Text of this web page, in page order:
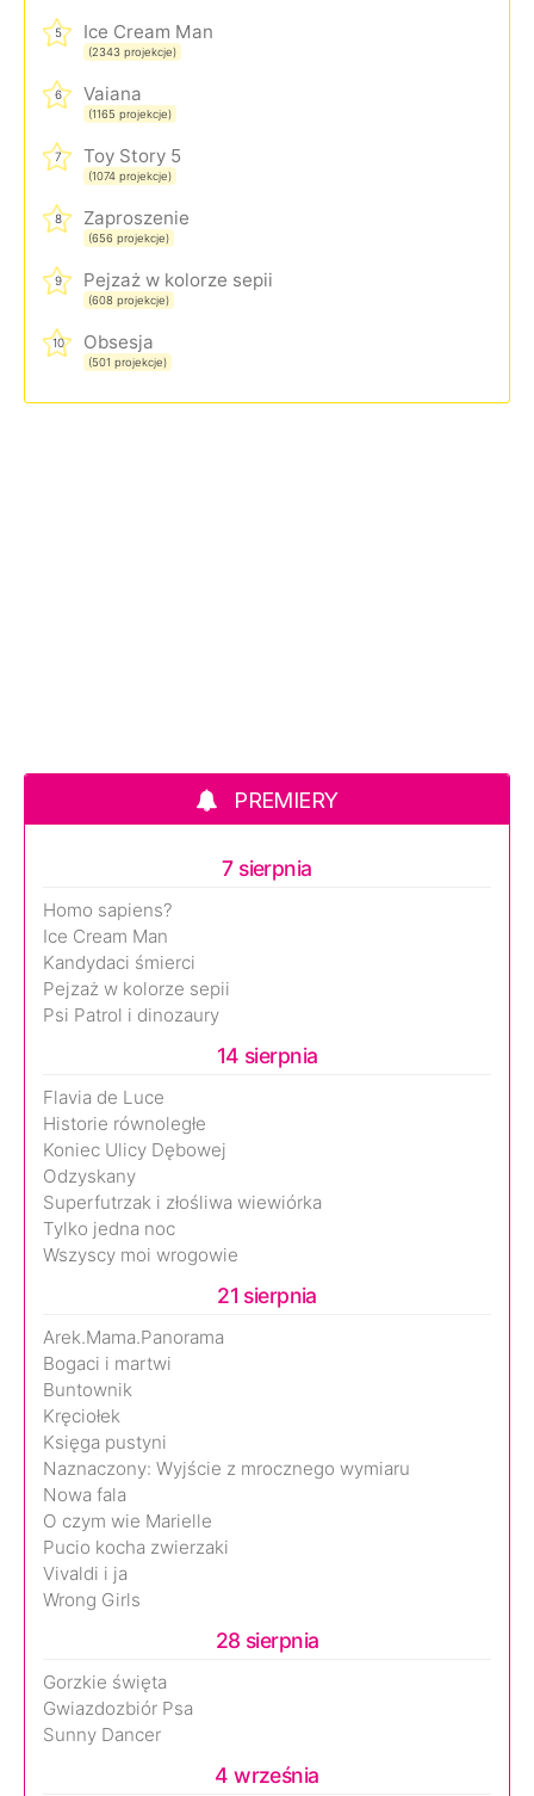
5 Ice Cream Man
(2343 projekcje)
6 Vaiana
(1165 projekcje)
7 Toy Story 5
(1074 projekcje)
8 Zaproszenie
(656 projekcje)
9 Pejzaż w kolorze sepii
(608 projekcje)
10 Obsesja
(501 projekcje)
PREMIERY
7 sierpnia
Homo sapiens?
Ice Cream Man
Kandydaci śmierci
Pejzaż w kolorze sepii
Psi Patrol i dinozaury
14 sierpnia
Flavia de Luce
Historie równoległe
Koniec Ulicy Dębowej
Odzyskany
Superfutrzak i złośliwa wiewiórka
Tylko jedna noc
Wszyscy moi wrogowie
21 sierpnia
Arek.Mama.Panorama
Bogaci i martwi
Buntownik
Kręciołek
Księga pustyni
Naznaczony: Wyjście z mrocznego wymiaru
Nowa fala
O czym wie Marielle
Pucio kocha zwierzaki
Vivaldi i ja
Wrong Girls
28 sierpnia
Gorzkie święta
Gwiazdozbiór Psa
Sunny Dancer
4 września